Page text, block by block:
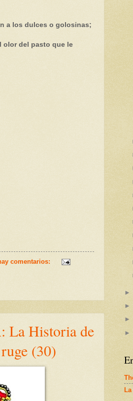
a los dulces o golosinas;
olor del pasto que le
comentarios:
La Historia de
(30)
►
►
►
►